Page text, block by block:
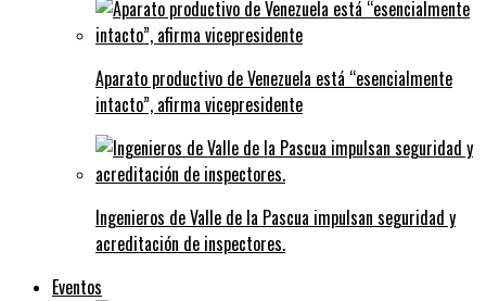
Aparato productivo de Venezuela está “esencialmente
intacto”, afirma vicepresidente
Ingenieros de Valle de la Pascua impulsan seguridad y
acreditación de inspectores.
Eventos